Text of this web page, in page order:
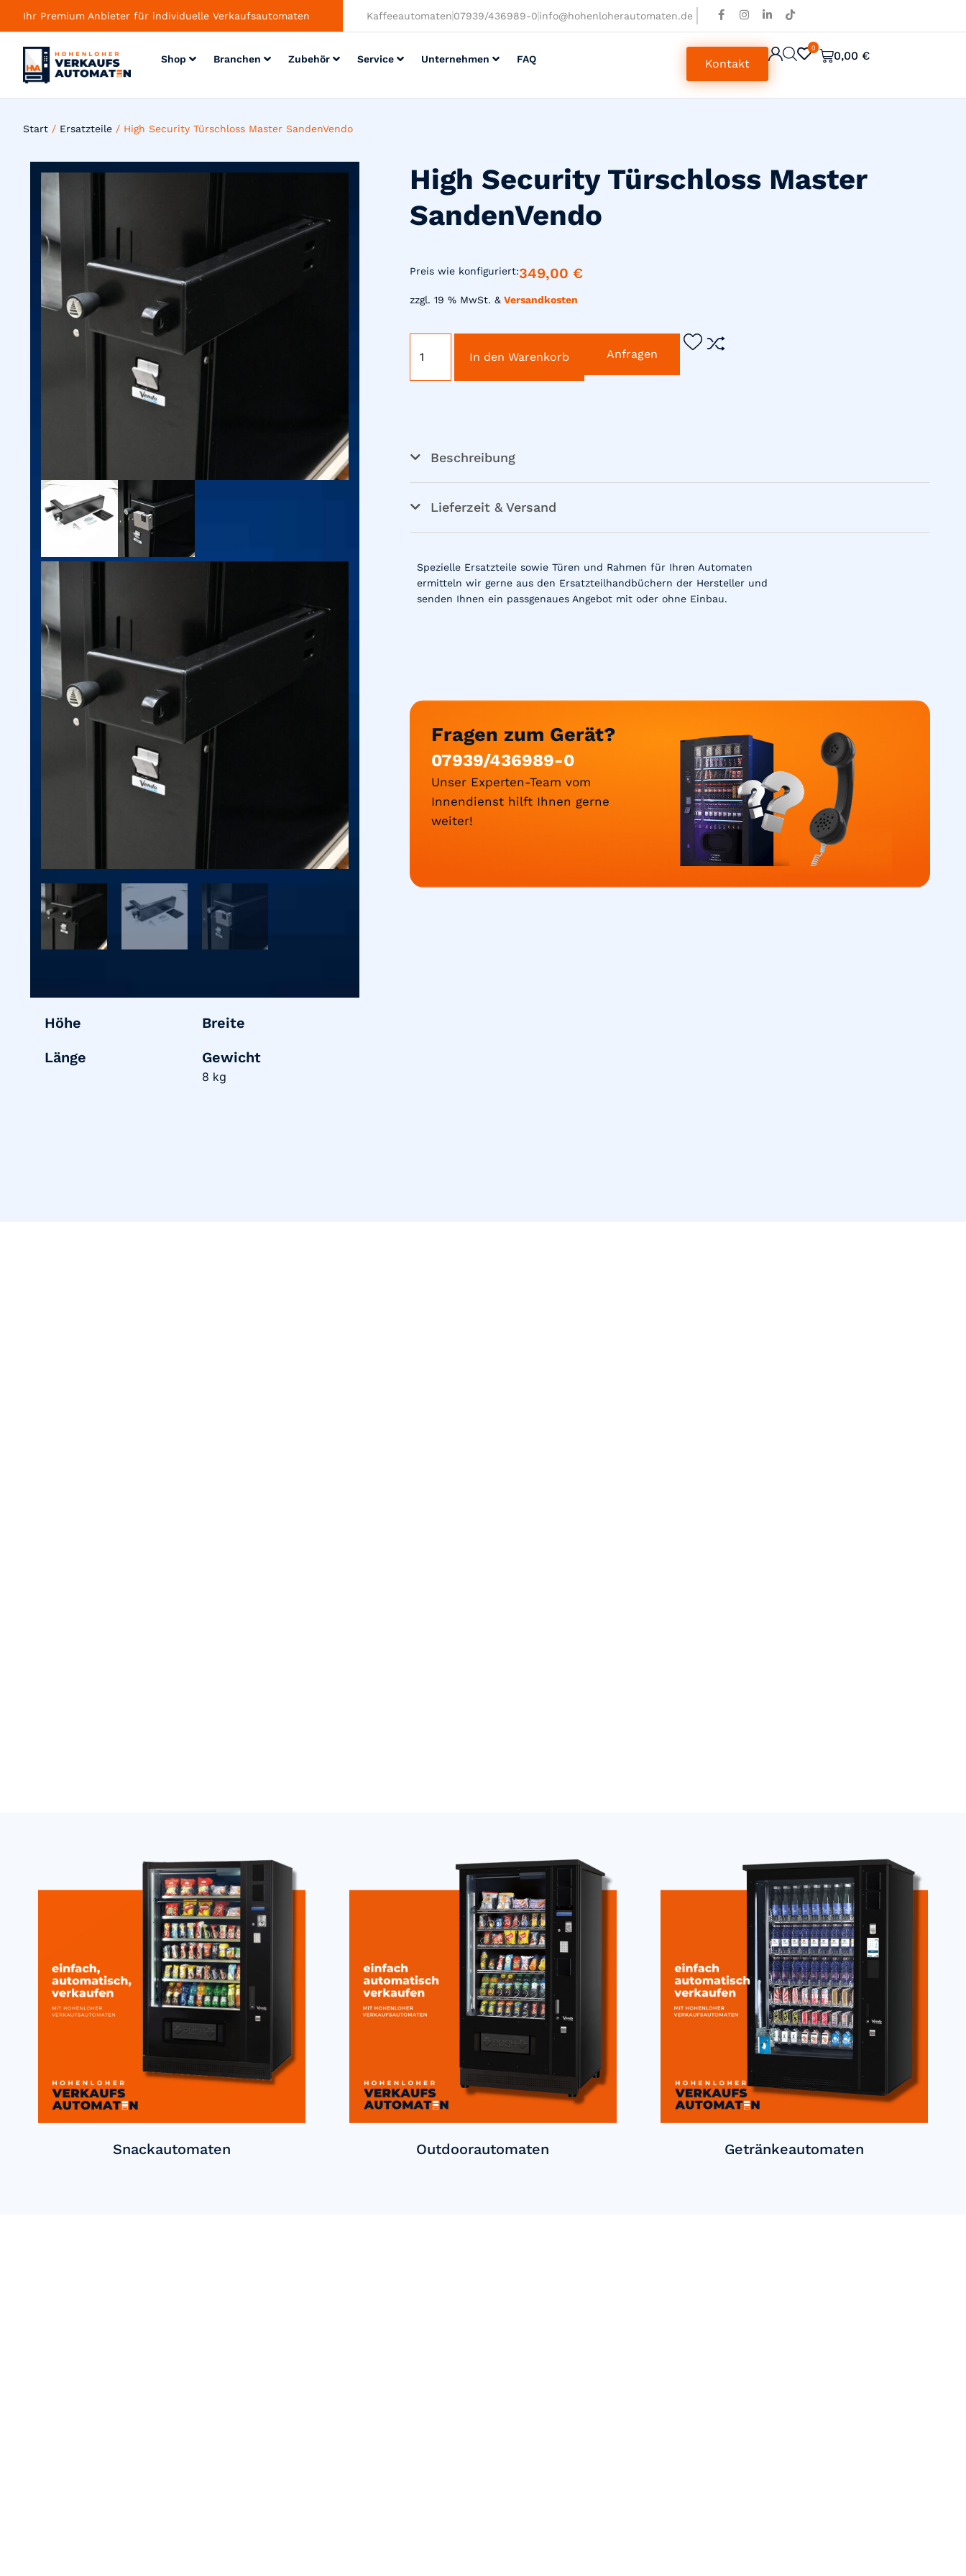
Ihr Premium Anbieter für individuelle Verkaufsautomaten Kaffeeautomaten 07939/436989-0 info@hohenloherautomaten.de
Shop Branchen Zubehör Service Unternehmen FAQ Kontakt
0
0,00 €
Start / Ersatzteile / High Security Türschloss Master SandenVendo
Höhe
Breite
Länge
Gewicht
8 kg
High Security Türschloss Master
SandenVendo
Preis wie konfiguriert:349,00 €
zzgl. 19 % MwSt. & Versandkosten
In den Warenkorb Anfragen
Beschreibung
Lieferzeit & Versand
Spezielle Ersatzteile sowie Türen und Rahmen für Ihren Automaten
ermitteln wir gerne aus den Ersatzteilhandbüchern der Hersteller und
senden Ihnen ein passgenaues Angebot mit oder ohne Einbau.
Fragen zum Gerät?
07939/436989-0
Unser Experten-Team vom
Innendienst hilft Ihnen gerne
weiter!
Snackautomaten Outdoorautomaten Getränkeautomaten